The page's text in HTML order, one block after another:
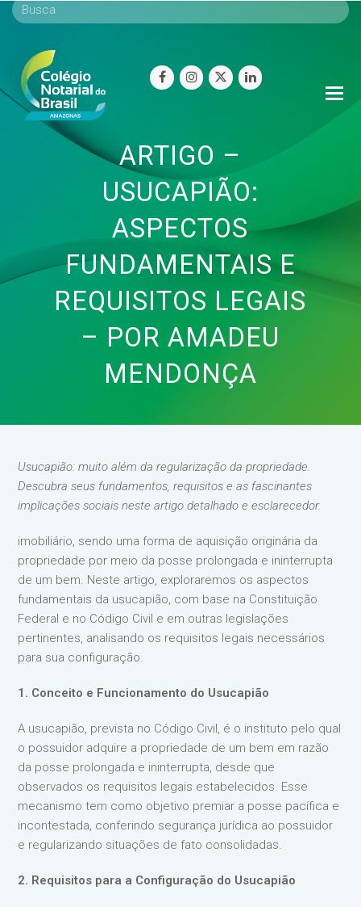
facebookinstagram
twitterlinkedin
ARTIGO –
USUCAPIÃO:
ASPECTOS
FUNDAMENTAIS E
REQUISITOS LEGAIS
– POR AMADEU
MENDONÇA
Usucapião: muito além da regularização da propriedade.
Descubra seus fundamentos, requisitos e as fascinantes
implicações sociais neste artigo detalhado e esclarecedor.
imobiliário, sendo uma forma de aquisição originária da
propriedade por meio da posse prolongada e ininterrupta
de um bem. Neste artigo, exploraremos os aspectos
fundamentais da usucapião, com base na Constituição
Federal e no Código Civil e em outras legislações
pertinentes, analisando os requisitos legais necessários
para sua configuração.
1. Conceito e Funcionamento do Usucapião
A usucapião, prevista no Código Civil, é o instituto pelo qual
o possuidor adquire a propriedade de um bem em razão
da posse prolongada e ininterrupta, desde que
observados os requisitos legais estabelecidos. Esse
mecanismo tem como objetivo premiar a posse pacífica e
incontestada, conferindo segurança jurídica ao possuidor
e regularizando situações de fato consolidadas.
2. Requisitos para a Configuração do Usucapião